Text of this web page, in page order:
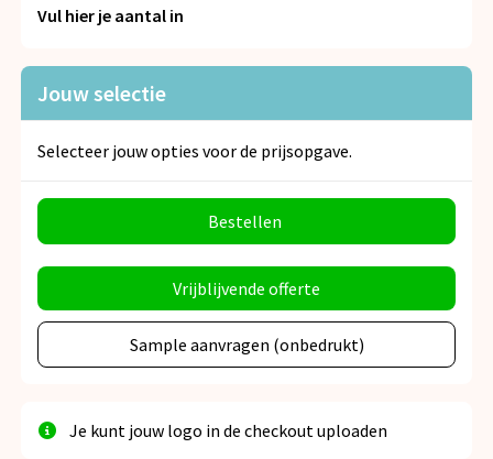
Snoepgoed
Spellen voor binnen en buiten
Veiligheid, Auto en Fiets
Vul hier je aantal in
Jouw selectie
Selecteer jouw opties voor de prijsopgave.
Bestellen
Vrijblijvende offerte
Sample aanvragen (onbedrukt)
Je kunt jouw logo in de checkout uploaden